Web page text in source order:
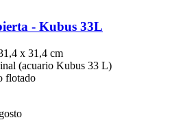
-​ Kubus 33L
x 31,4 cm
(acuario Kubus 33 L)
flotado